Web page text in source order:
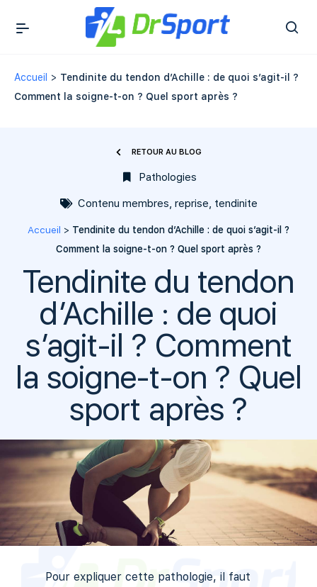
Accueil > Tendinite du tendon d’Achille : de quoi s’agit-il ?
Comment la soigne-t-on ? Quel sport après ?
RETOUR AU BLOG
Pathologies
Contenu membres, reprise, tendinite
Accueil > Tendinite du tendon d’Achille : de quoi s’agit-il ?
Comment la soigne-t-on ? Quel sport après ?
Tendinite du tendon
d’Achille : de quoi
s’agit-il ? Comment
la soigne-t-on ? Quel
sport après ?
Pour expliquer cette pathologie, il faut